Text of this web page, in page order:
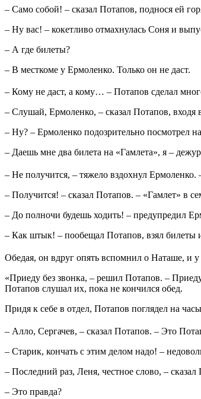
– Само собой! – сказал Потапов, поднося ей
– Ну вас! – кокетливо отмахнулась Соня и
– А где билеты?
– В месткоме у Ермоленко. Только он не даст.
– Кому не даст, а кому… – Потапов сделал
– Слушай, Ермоленко, – сказал Потапов,
– Ну? – Ермоленко подозрительно посмотрел
– Дaешь мне два билета на «Гамлета», я –
– Не получится, – тяжело вздохнул Ермоленко.
– Получится! – сказал Потапов. – «Гамлет» в
– До полночи будешь ходить! – предупредил
– Как штык! – пообещал Потапов, взял билеты
Обедая, он вдруг опять вспомнил о Наташе, и у
«Приеду без звонка, – решил Потапов. –
Потапов слушал их, пока не кончился обед.
Придя к себе в отдел, Потапов поглядел на
– Алло, Сергачев, – сказал Потапов. – Это
– Старик, кончать с этим делом надо! –
– Последний раз, Леня, честное слово, –
– Это правда?